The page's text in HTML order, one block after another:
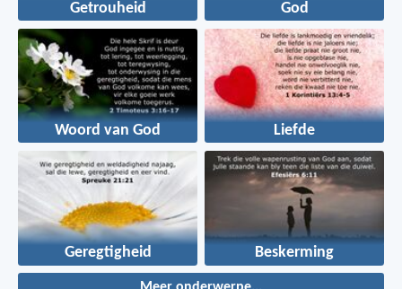
Getrouheid God
Woord van God Liefde
Geregtigheid Beskerming